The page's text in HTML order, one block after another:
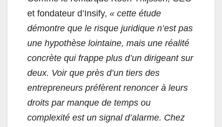
et fondateur d’Insify, « cette étude
démontre que le risque juridique n’est pas
une hypothèse lointaine, mais une réalité
concrète qui frappe plus d’un dirigeant sur
deux. Voir que près d’un tiers des
entrepreneurs préfèrent renoncer à leurs
droits par manque de temps ou
complexité est un signal d’alarme. Chez